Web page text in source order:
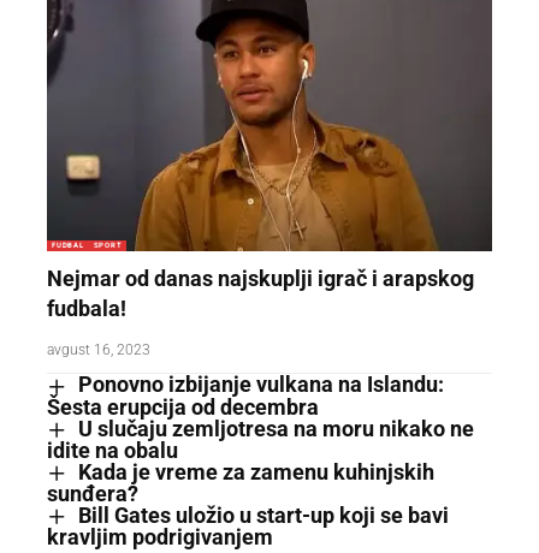
FUDBAL SPORT
Nejmar od danas najskuplji igrač i arapskog
fudbala!
avgust 16, 2023
Ponovno izbijanje vulkana na Islandu:
Šesta erupcija od decembra
U slučaju zemljotresa na moru nikako ne
idite na obalu
Kada je vreme za zamenu kuhinjskih
sunđera?
Bill Gates uložio u start-up koji se bavi
kravljim podrigivanjem